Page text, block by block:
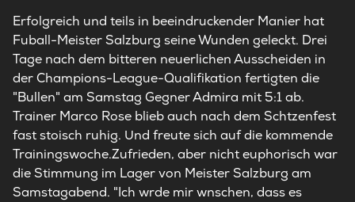
Erfolgreich und teils in beeindruckender Manier hat
Fuball-Meister Salzburg seine Wunden geleckt. Drei
Tage nach dem bitteren neuerlichen Ausscheiden in
der Champions-League-Qualifikation fertigten die
"Bullen" am Samstag Gegner Admira mit 5:1 ab.
Trainer Marco Rose blieb auch nach dem Schtzenfest
fast stoisch ruhig. Und freute sich auf die kommende
Trainingswoche.Zufrieden, aber nicht euphorisch war
die Stimmung im Lager von Meister Salzburg am
Samstagabend. "Ich wrde mir wnschen, dass es